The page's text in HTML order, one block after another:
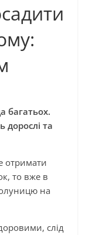
багатьох.
дорослі та
отримати
то вже в
на
слід